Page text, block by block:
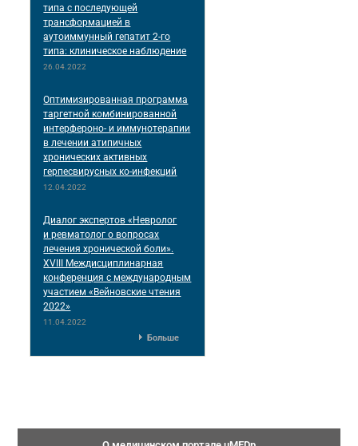
типа с последующей
трансформацией в
аутоиммунный гепатит 2-го
типа: клиническое наблюдение
26.04.2022
Оптимизированная программа
таргетной комбинированной
интерфероно- и иммунотерапии
в лечении атипичных
хронических активных
герпесвирусных ко-инфекций
12.04.2022
Диалог экспертов «Невролог
и ревматолог о вопросах
лечения хронической боли».
XVIII Междисциплинарная
конференция c международным
участием «Вейновские чтения
2022»
11.04.2022
Больше